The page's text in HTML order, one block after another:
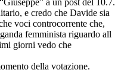
a un post del 10.7.
e credo che Davide sia
voci controcorrente che,
femminista riguardo all
giorni vedo che
della votazione.